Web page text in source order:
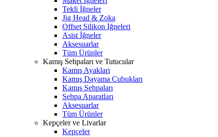
Tekli İğneler
Jig Head & Zoka
Offset Silikon İğneleri
Asist İğneler
Aksesuarlar
Tüm Ürünler
Kamış Sehpaları ve Tutucular
Kamış Ayakları
Kamış Dayama Çubukları
Kamış Sehpaları
Sehpa Aparatları
Aksesuarlar
Tüm Ürünler
Kepçeler ve Livarlar
Kepçeler